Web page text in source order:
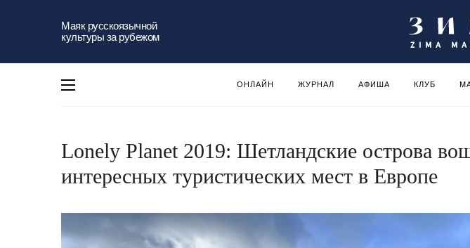
Маяк русскоязычной
культуры за рубежом
ОНЛАЙН ЖУРНАЛ АФИША КЛУБ
Lonely Planet 2019: Шетландские острова
интересных туристических мест в Европе